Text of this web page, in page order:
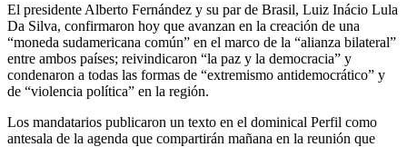
El presidente Alberto Fernández y su par de Brasil, Luiz Inácio Lula
Da Silva, confirmaron hoy que avanzan en la creación de una
“moneda sudamericana común” en el marco de la “alianza bilateral”
entre ambos países; reivindicaron “la paz y la democracia” y
condenaron a todas las formas de “extremismo antidemocrático” y
de “violencia política” en la región.
Los mandatarios publicaron un texto en el dominical Perfil como
antesala de la agenda que compartirán mañana en la reunión que